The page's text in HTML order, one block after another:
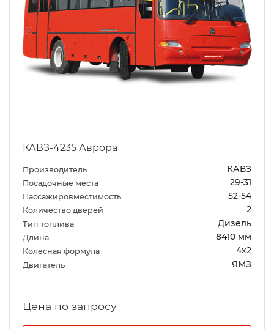
КАВЗ-4235 Аврора
Производитель КАВЗ
Посадочные места 29-31
Пассажировместимость 52-54
Количество дверей 2
Тип топлива Дизель
Длина 8410 мм
Колесная формула 4х2
Двигатель ЯМЗ
Цена по запросу